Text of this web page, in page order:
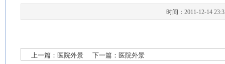
时间： 2011-12-14
上一篇： 医院外景 下一篇： 医院外景